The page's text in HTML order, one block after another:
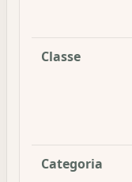
Classe
Categoria